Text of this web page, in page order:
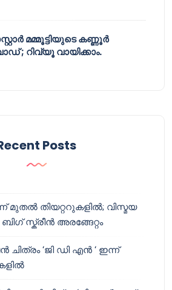
മമ്മൂട്ടിയുടെ കണ്ണൂർ
; റിവ്യൂ വായിക്കാം.
Posts
മുതൽ തിയറ്ററുകളിൽ; വിസ്മയ
സ്ക്രീൻ അരങ്ങേറ്റം
‘ജി ഡി എൻ ‘ ഇന്ന്